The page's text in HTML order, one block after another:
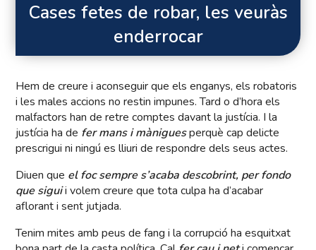
Cases fetes de robar, les veuràs
enderrocar
Hem de creure i aconseguir que els enganys, els robatoris
i les males accions no restin impunes. Tard o d’hora els
malfactors han de retre comptes davant la justícia. I la
justícia ha de fer mans i màniguesperquè cap delicte
prescrigui ni ningú es lliuri de respondre dels seus actes.
Diuen que el foc sempre s’acaba descobrint, per fondo
que siguii volem creure que tota culpa ha d’acabar
aflorant i sent jutjada.
Tenim mites amb peus de fang i la corrupció ha esquitxat